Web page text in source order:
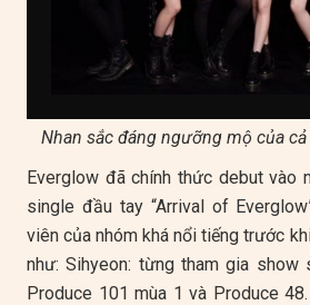
Nhan sắc đáng ngưỡng mộ của
Everglow đã chính thức debut vào
single đầu tay “Arrival of
viên của nhóm khá nổi tiếng trước
như: Sihyeon: từng tham gia show
Produce 101 mùa 1 và Produce